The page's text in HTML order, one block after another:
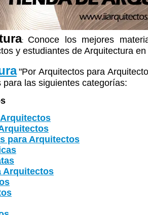
: Conoce los mejores
y estudiantes de Arquitectura
"Por Arquitectos para
las siguientes categorías:
para Arquitectos
Arquitectos